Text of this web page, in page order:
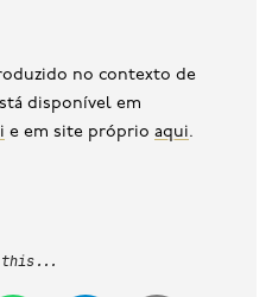
no contexto de
disponível em
e em site próprioaqui.
this...